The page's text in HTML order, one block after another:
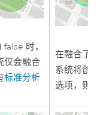
时，
仅会融合
标准分析
在融合了
系统将创
选项，则